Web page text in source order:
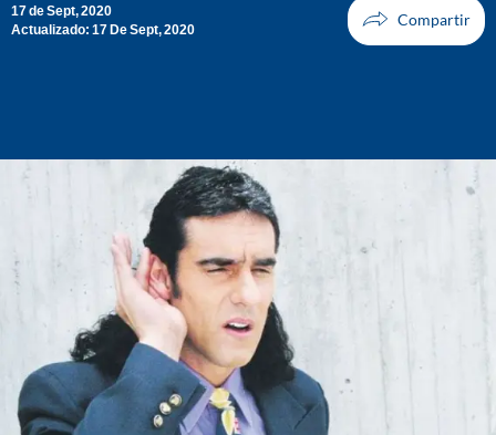
17 de Sept, 2020
Actualizado: 17 De Sept, 2020